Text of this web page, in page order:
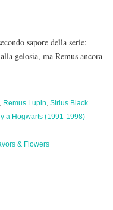
sapore della serie:
gelosia, ma Remus ancora
, Remus Lupin, Sirius Black
a Hogwarts (1991-1998)
& Flowers